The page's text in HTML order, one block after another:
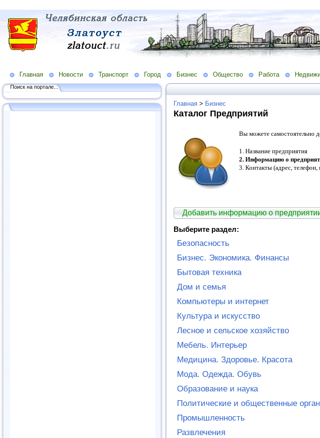
Главная Новости Транспорт Город Бизнес Общество Работа
Поиск на портале...
Главная > Бизнес
Каталог Предприятий
Вы можете самостоятельно
1. Название предприятия
2. Информацию о
3. Контакты (адрес, телефон,
Добавить информацию о
Выберите раздел:
Безопасность
Бизнес. Экономика. Финансы
Бытовая техника
Дом и семья
Компьютеры и интернет
Культура и искусство
Лесное и сельское хозяйство
Мебель. Интерьер
Медицина. Здоровье. Красота
Мода. Одежда. Обувь
Образование и наука
Политические и общественные
Промышленность
Развлечения